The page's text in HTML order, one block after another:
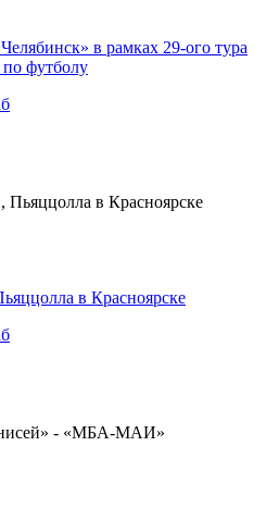
в рамках 29-ого тура
футболу
в Красноярске